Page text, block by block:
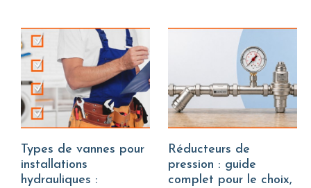
Types de vannes pour
installations
hydrauliques :
Réducteurs de
pression : guide
complet pour le choix,